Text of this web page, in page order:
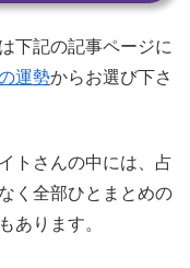
下記の記事ページに
運勢からお選び下さ
トさんの中には、占
く全部ひとまとめの
あります。